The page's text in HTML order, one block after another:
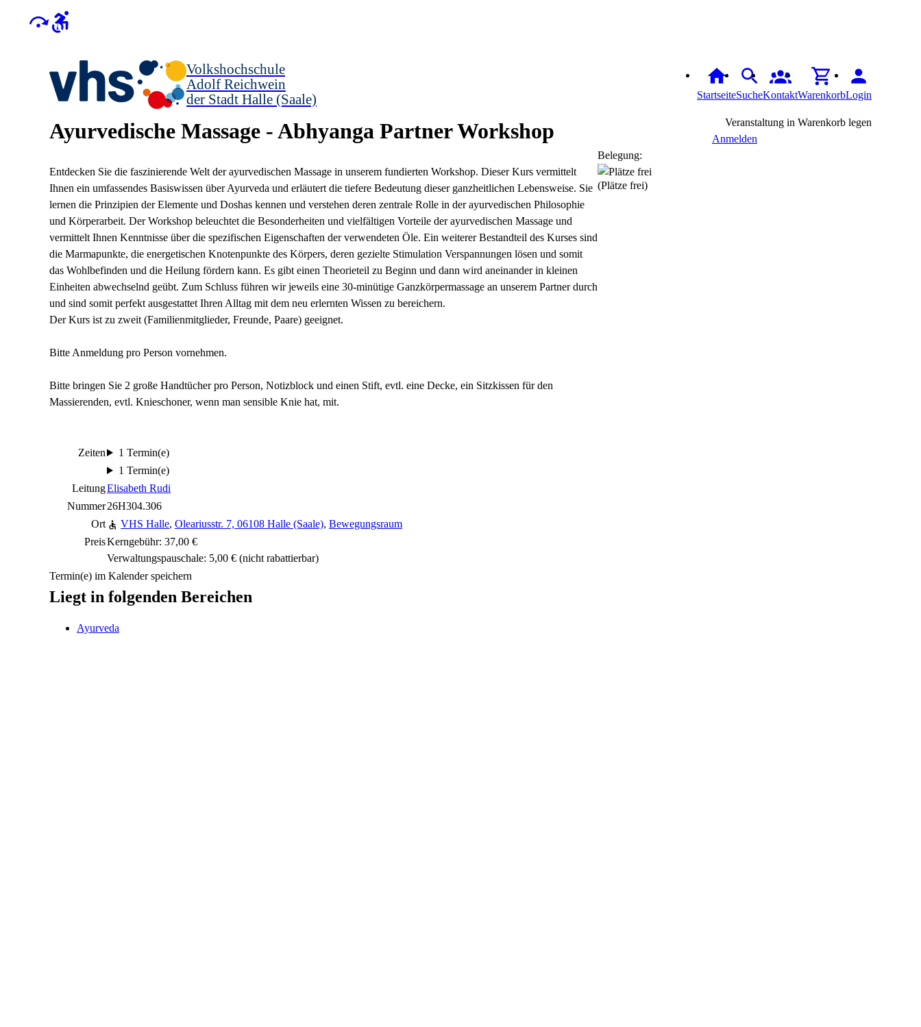
Volkshochschule
Adolf Reichwein
der Stadt Halle (Saale)
StartseiteSucheKontaktWarenkorbLogin
Ayurvedische Massage - Abhyanga Partner Workshop
Entdecken Sie die faszinierende Welt der ayurvedischen Massage in unserem fundierten Workshop. Dieser Kurs vermittelt
Ihnen ein umfassendes Basiswissen über Ayurveda und erläutert die tiefere Bedeutung dieser ganzheitlichen Lebensweise. Sie
lernen die Prinzipien der Elemente und Doshas kennen und verstehen deren zentrale Rolle in der ayurvedischen Philosophie
und Körperarbeit. Der Workshop beleuchtet die Besonderheiten und vielfältigen Vorteile der ayurvedischen Massage und
vermittelt Ihnen Kenntnisse über die spezifischen Eigenschaften der verwendeten Öle. Ein weiterer Bestandteil des Kurses sind
die Marmapunkte, die energetischen Knotenpunkte des Körpers, deren gezielte Stimulation Verspannungen lösen und somit
das Wohlbefinden und die Heilung fördern kann. Es gibt einen Theorieteil zu Beginn und dann wird aneinander in kleinen
Einheiten abwechselnd geübt. Zum Schluss führen wir jeweils eine 30-minütige Ganzkörpermassage an unserem Partner durch
und sind somit perfekt ausgestattet Ihren Alltag mit dem neu erlernten Wissen zu bereichern.
Der Kurs ist zu zweit (Familienmitglieder, Freunde, Paare) geeignet.
Bitte Anmeldung pro Person vornehmen.
Bitte bringen Sie 2 große Handtücher pro Person, Notizblock und einen Stift, evtl. eine Decke, ein Sitzkissen für den
Massierenden, evtl. Knieschoner, wenn man sensible Knie hat, mit.
Zeiten
1 Termin(e)
1 Termin(e)
LeitungElisabeth Rudi
Nummer26H304.306
Ort
VHS Halle, Oleariusstr. 7, 06108 Halle (Saale), Bewegungsraum
PreisKerngebühr: 37,00 €
Verwaltungspauschale: 5,00 € (nicht rabattierbar)
Veranstaltung in Warenkorb legen
Anmelden
Belegung:
(Plätze frei)
Termin(e) im Kalender speichern
Liegt in folgenden Bereichen
Ayurveda